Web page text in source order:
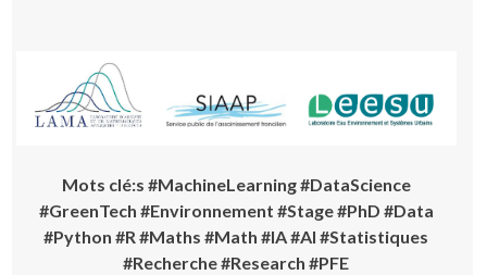
Mots clé:s #MachineLearning #DataScience
#GreenTech #Environnement #Stage #PhD #Data
#Python #R #Maths #Math #IA #AI #Statistiques
#Recherche #Research #PFE